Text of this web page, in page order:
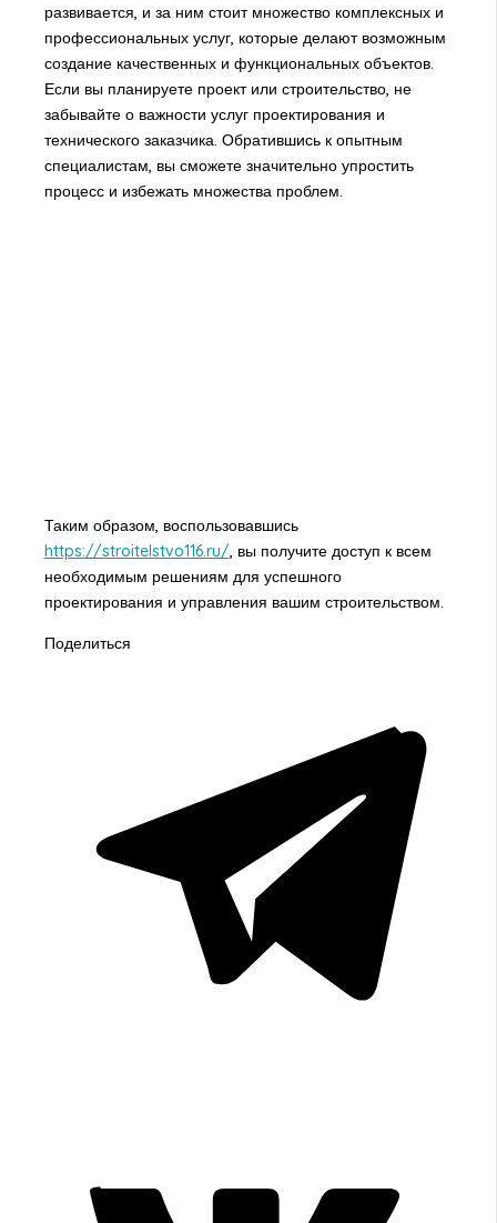
развивается, и за ним стоит множество комплексных и
профессиональных услуг, которые делают возможным
создание качественных и функциональных объектов.
Если вы планируете проект или строительство, не
забывайте о важности услуг проектирования и
технического заказчика. Обратившись к опытным
специалистам, вы сможете значительно упростить
процесс и избежать множества проблем.
Таким образом, воспользовавшись
https://stroitelstvo116.ru/, вы получите доступ к всем
необходимым решениям для успешного
проектирования и управления вашим строительством.
Поделиться